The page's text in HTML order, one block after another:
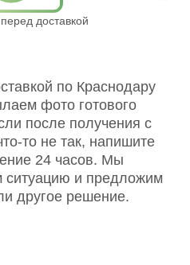
доставкой
по Краснодару
фото готового
после получения с
то не так, напишите
24 часов. Мы
ситуацию и предложим
другое решение.